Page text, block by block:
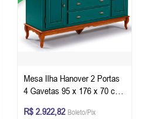
Mesa Ilha Hanover 2 Portas
4 Gavetas 95 x 176 x 70 cm
Musgo - Imbuia Glazer
R$ 2.922,82 Boleto/Pix